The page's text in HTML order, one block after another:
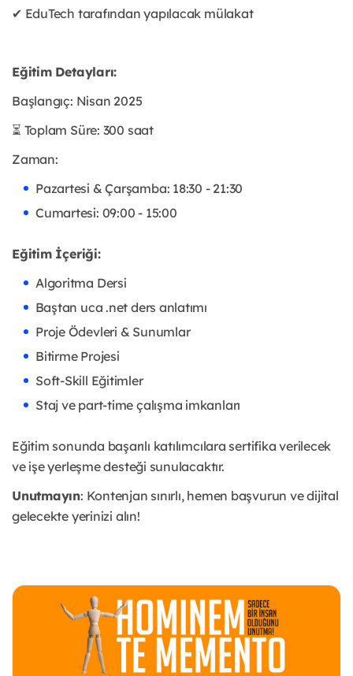
✔ EduTech tarafından yapılacak mülakat
Eğitim Detayları:
Başlangıç: Nisan 2025
⏳ Toplam Süre: 300 saat
Zaman:
Pazartesi & Çarşamba: 18:30 - 21:30
Cumartesi: 09:00 - 15:00
Eğitim İçeriği: ⁠
Algoritma Dersi
⁠⁠Baştan uca .net ders anlatımı
Proje Ödevleri & Sunumlar
Bitirme Projesi
Soft-Skill Eğitimler
Staj ve part-time çalışma imkanları
Eğitim sonunda başarılı katılımcılara sertifika verilecek
ve işe yerleşme desteği sunulacaktır.
Unutmayın: Kontenjan sınırlı, hemen başvurun ve dijital
gelecekte yerinizi alın!